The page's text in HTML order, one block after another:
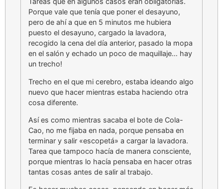
Porque vale que tenía que poner el desayuno,
pero de ahí a que en 5 minutos me hubiera
puesto el desayuno, cargado la lavadora,
recogido la cena del día anterior, pasado la mopa
en el salón y echado un poco de maquillaje… hay
un trecho!
Trecho en el que mi cerebro, estaba ideando algo
nuevo que hacer mientras estaba haciendo otra
cosa diferente.
Así es como mientras sacaba el bote de Cola-
Cao, no me fijaba en nada, porque pensaba en
terminar y salir «escopetá» a cargar la lavadora.
Tarea que tampoco hacía de manera consciente,
porque mientras lo hacía pensaba en hacer otras
tantas cosas antes de salir al trabajo.